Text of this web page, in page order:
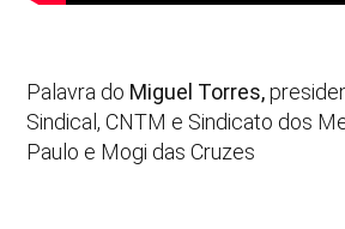
Palavra do Miguel Torres,
Sindical, CNTM e Sindicato dos
Paulo e Mogi das Cruzes